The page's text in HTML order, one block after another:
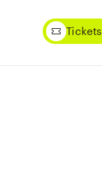
Tickets